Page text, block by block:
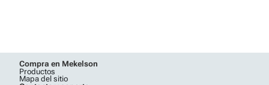
Compra en Mekelson
Productos
Mapa del sitio